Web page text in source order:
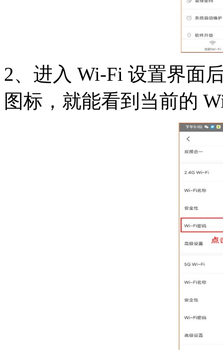
2、进入 Wi-Fi 设置界面
图标，就能看到当前的